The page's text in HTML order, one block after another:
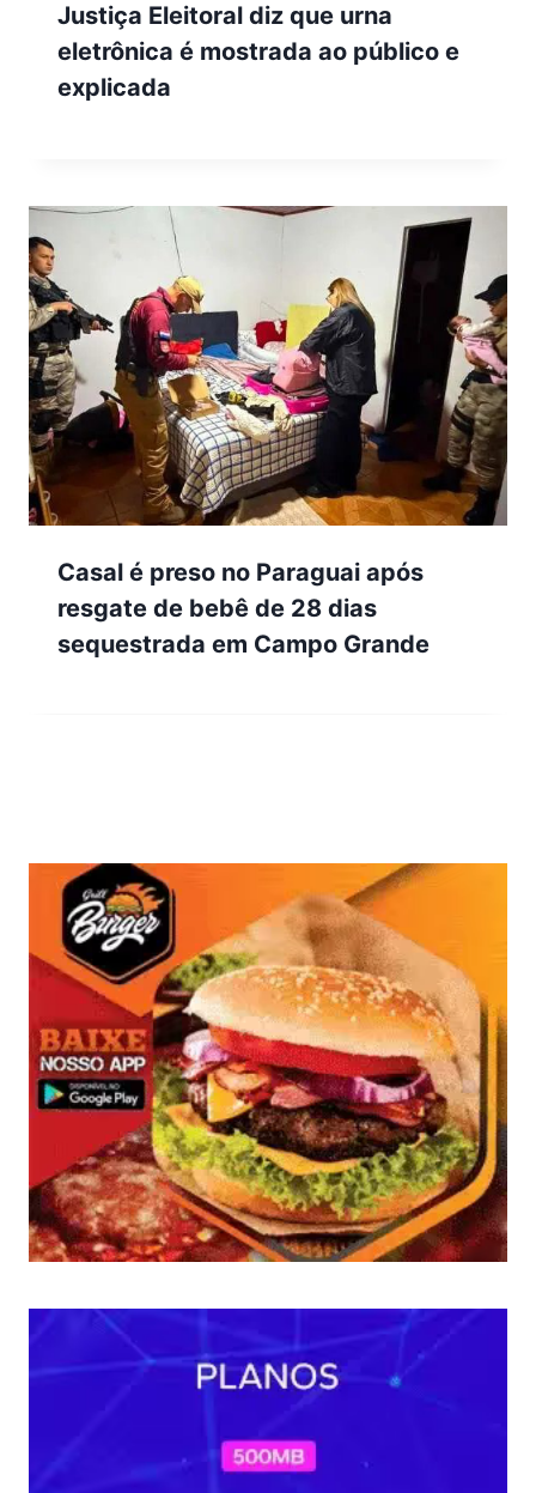
Justiça Eleitoral diz que urna
eletrônica é mostrada ao público e
explicada
Casal é preso no Paraguai após
resgate de bebê de 28 dias
sequestrada em Campo Grande